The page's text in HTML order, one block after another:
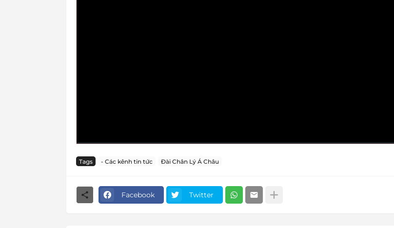
Tags - Các kênh tin tức Đài Chân Lý Á Châu
Facebook Twitter